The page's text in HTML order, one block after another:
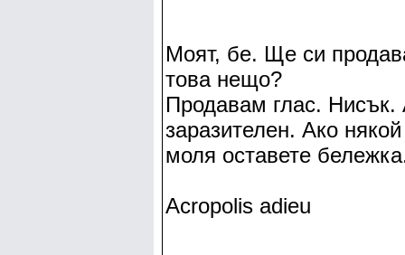
Моят, бе. Ще си
това нещо?
Продавам глас.
заразителен. Ако
моля оставете
Acropolis adieu